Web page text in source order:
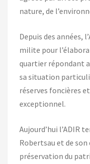
nature, de
Depuis des années,
milite pour
quartier répondant
sa situation
réserves foncières
exceptionnel.
Aujourd’hui l’ADIR
Robertsau et de
préservation du